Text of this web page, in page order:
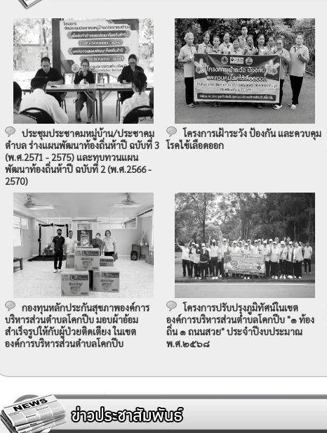
ประชุมประชาคมหมู่บ้าน/ประชาคม
ตำบล ร่างแผนพัฒนาท้องถิ่นห้าปี ฉบับที่ 3
(พ.ศ.2571 - 2575) และทบทวนแผน
พัฒนาท้องถิ่นห้าปี ฉบับที่ 2 (พ.ศ.2566 -
2570)
โครงการเฝ้าระวัง ป้องกัน และควบคุม
โรคไข้เลือดออก
กองทุนหลักประกันสุขภาพองค์การ
บริหารส่วนตำบลโคกปีบ มอบผ้าอ้อม
สำเร็จรูปให้กับผู้ป่วยติดเตียง ในเขต
องค์การบริหารส่วนตำบลโคกปีบ
โครงการปรับปรุงภูมิทัศน์ในเขต
องค์การบริหารส่วนตำบลโคกปีบ "๑ ท้อง
ถิ่น ๑ ถนนสวย" ประจำปีงบประมาณ
พ.ศ.๒๕๖๘